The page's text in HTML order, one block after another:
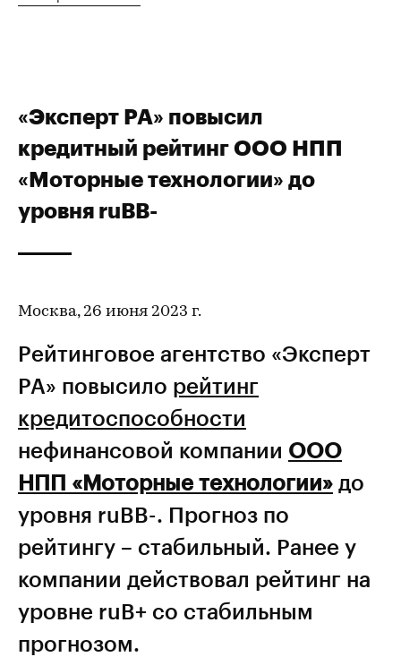
«Эксперт РА» повысил
кредитный рейтинг ООО НПП
«Моторные технологии» до
уровня ruBВ-
Москва, 26 июня 2023 г.
Рейтинговое агентство «Эксперт
РА» повысило рейтинг
кредитоспособности
нефинансовой компании ООО
НПП «Моторные технологии» до
уровня ruBB-. Прогноз по
рейтингу – стабильный. Ранее у
компании действовал рейтинг на
уровне ruB+ со стабильным
прогнозом.